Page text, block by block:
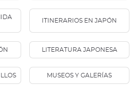
ITINERARIOS EN JAPÓN
LITERATURA JAPONESA
MUSEOS Y GALERÍAS